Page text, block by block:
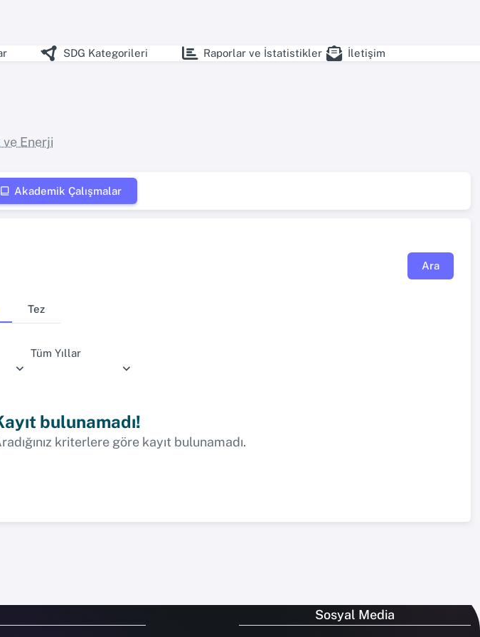
SDG Kategorileri Raporlar ve İstatistikler İletişim
Enerji
Akademik Çalışmalar
Ara
Tez
Tüm Yıllar
bulunamadı!
kriterlere göre kayıt bulunamadı.
Sosyal Media